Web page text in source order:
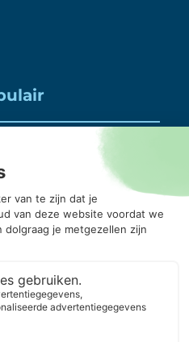
huren
daar alles in?
gebruik je die?